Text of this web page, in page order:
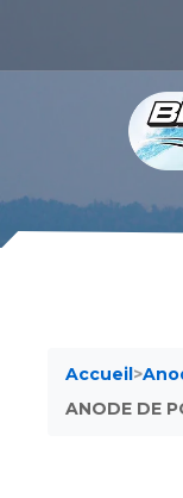
Accueil>
ANODE DE